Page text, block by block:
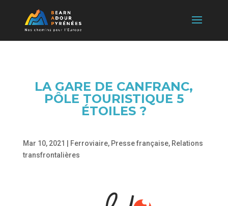
LA GARE DE CANFRANC,
PÔLE TOURISTIQUE 5
ÉTOILES ?
Mar 10, 2021 Ferroviaire, Presse française, Relations
transfrontalières